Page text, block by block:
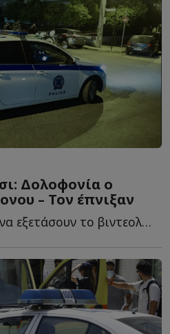
Δολοφονία ο
– Τον έπνιξαν
Οι αρχές αναμένεται να εξετάσουν το βιντεοληπτικό υ...